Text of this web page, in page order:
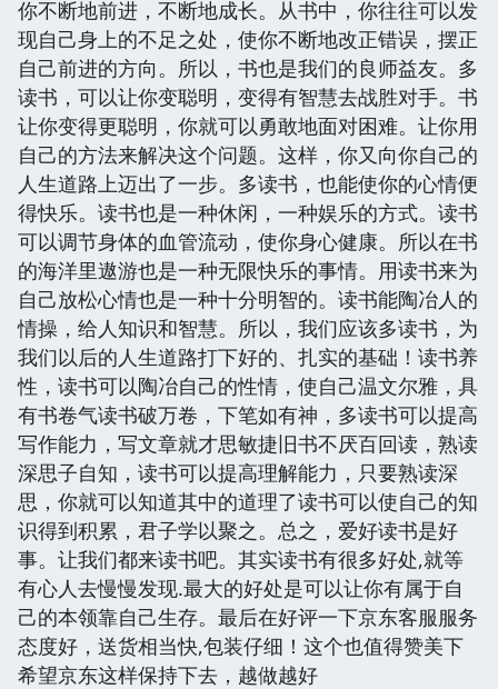
你不断地前进，不断地成长。从书中，你往往可以发
现自己身上的不足之处，使你不断地改正错误，摆正
自己前进的方向。所以，书也是我们的良师益友。多
读书，可以让你变聪明，变得有智慧去战胜对手。书
让你变得更聪明，你就可以勇敢地面对困难。让你用
自己的方法来解决这个问题。这样，你又向你自己的
人生道路上迈出了一步。多读书，也能使你的心情便
得快乐。读书也是一种休闲，一种娱乐的方式。读书
可以调节身体的血管流动，使你身心健康。所以在书
的海洋里遨游也是一种无限快乐的事情。用读书来为
自己放松心情也是一种十分明智的。读书能陶冶人的
情操，给人知识和智慧。所以，我们应该多读书，为
我们以后的人生道路打下好的、扎实的基础！读书养
性，读书可以陶冶自己的性情，使自己温文尔雅，具
有书卷气读书破万卷，下笔如有神，多读书可以提高
写作能力，写文章就才思敏捷旧书不厌百回读，熟读
深思子自知，读书可以提高理解能力，只要熟读深
思，你就可以知道其中的道理了读书可以使自己的知
识得到积累，君子学以聚之。总之，爱好读书是好
事。让我们都来读书吧。其实读书有很多好处,就等
有心人去慢慢发现.最大的好处是可以让你有属于自
己的本领靠自己生存。最后在好评一下京东客服服务
态度好，送货相当快,包装仔细！这个也值得赞美下
希望京东这样保持下去，越做越好